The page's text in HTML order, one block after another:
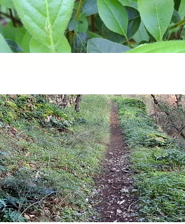
marfull una espècie típica del
present als espais naturals del
una activitat física: és una
benestar i connexió amb la natura.